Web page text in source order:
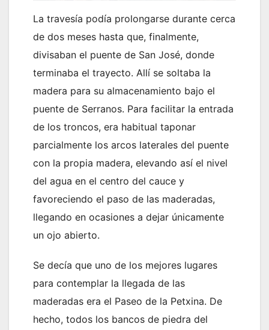
La travesía podía prolongarse durante cerca
de dos meses hasta que, finalmente,
divisaban el puente de San José, donde
terminaba el trayecto. Allí se soltaba la
madera para su almacenamiento bajo el
puente de Serranos. Para facilitar la entrada
de los troncos, era habitual taponar
parcialmente los arcos laterales del puente
con la propia madera, elevando así el nivel
del agua en el centro del cauce y
favoreciendo el paso de las maderadas,
llegando en ocasiones a dejar únicamente
un ojo abierto.
Se decía que uno de los mejores lugares
para contemplar la llegada de las
maderadas era el Paseo de la Petxina. De
hecho, todos los bancos de piedra del